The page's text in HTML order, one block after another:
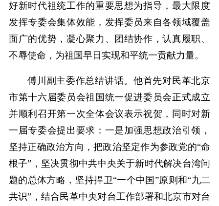
好新时代祖统工作的重要思想为指导，最大限度
发挥专委会集体效能，发挥委员来自各领域覆盖
面广的优势，凝心聚力、团结协作，认真履职、
不辱使命，为祖国早日实现和平统一贡献力量。
傅川副主委作总结讲话。他首先对民革北京
市第十六届委员会祖国统一促进委员会正式成立
并顺利召开第一次全体会议表示祝贺，同时对新
一届专委会提出要求：一是加强思想政治引领，
坚持正确政治方向，把政治坚定作为参政党的“命
根子”，坚决贯彻中共中央关于新时代解决台湾问
题的总体方略，坚持捍卫“一个中国”原则和“九二
共识”，结合民革中央对台工作部署和北京市对台